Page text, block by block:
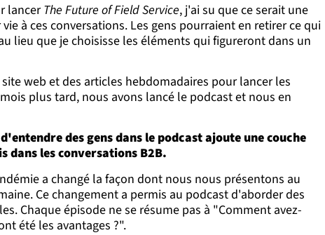
lancerThe Future of Field Service, j'ai su que ce serait une
à ces conversations. Les gens pourraient en retirer ce qui
lieu que je choisisse les éléments qui figureront dans un
web et des articles hebdomadaires pour lancer les
plus tard, nous avons lancé le podcast et nous en
des gens dans le podcast ajoute une couche
dans les conversations B2B.
a changé la façon dont nous nous présentons au
Ce changement a permis au podcast d'aborder des
Chaque épisode ne se résume pas à "Comment avez-
été les avantages ?".